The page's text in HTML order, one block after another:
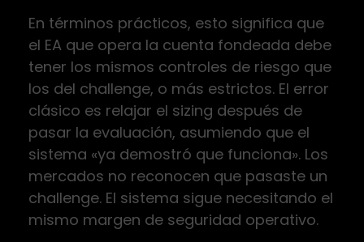
En términos prácticos, esto significa que
el EA que opera la cuenta fondeada debe
tener los mismos controles de riesgo que
los del challenge, o más estrictos. El error
clásico es relajar el sizing después de
pasar la evaluación, asumiendo que el
sistema «ya demostró que funciona». Los
mercados no reconocen que pasaste un
challenge. El sistema sigue necesitando el
mismo margen de seguridad operativo.